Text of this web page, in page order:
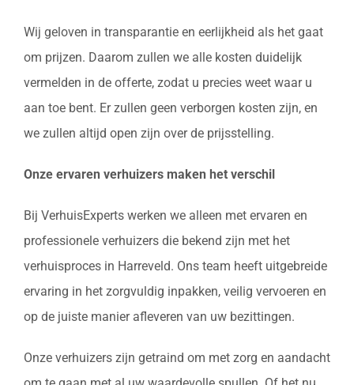
Wij geloven in transparantie en eerlijkheid als het gaat
om prijzen. Daarom zullen we alle kosten duidelijk
vermelden in de offerte, zodat u precies weet waar u
aan toe bent. Er zullen geen verborgen kosten zijn, en
we zullen altijd open zijn over de prijsstelling.
Onze ervaren verhuizers maken het verschil
Bij VerhuisExperts werken we alleen met ervaren en
professionele verhuizers die bekend zijn met het
verhuisproces in Harreveld. Ons team heeft uitgebreide
ervaring in het zorgvuldig inpakken, veilig vervoeren en
op de juiste manier afleveren van uw bezittingen.
Onze verhuizers zijn getraind om met zorg en aandacht